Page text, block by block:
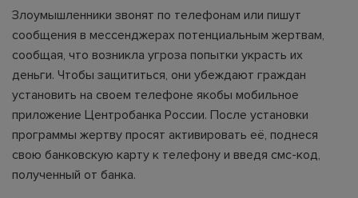
Злоумышленники звонят по телефонам или пишут
сообщения в мессенджерах потенциальным жертвам,
сообщая, что возникла угроза попытки украсть их
деньги. Чтобы защититься, они убеждают граждан
установить на своем телефоне якобы мобильное
приложение Центробанка России. После установки
программы жертву просят активировать её, поднеся
свою банковскую карту к телефону и введя смс-код,
полученный от банка.